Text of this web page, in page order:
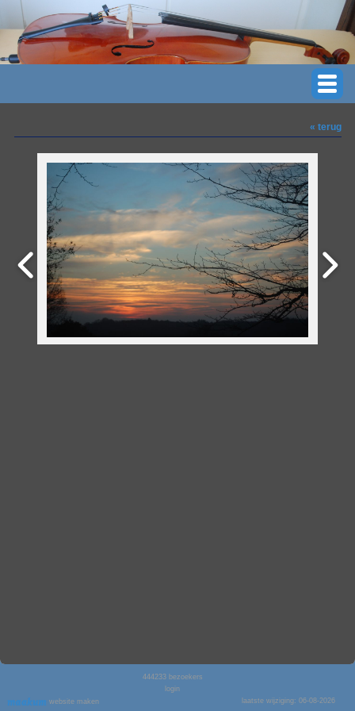
« terug
website maken
444233bezoekers
login
laatste wijziging: 06-08-2026